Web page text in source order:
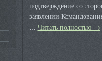
подтверждение со
заявлении
… Читать полностью →